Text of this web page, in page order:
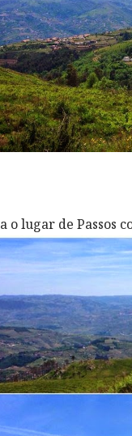
o lugar de Passos